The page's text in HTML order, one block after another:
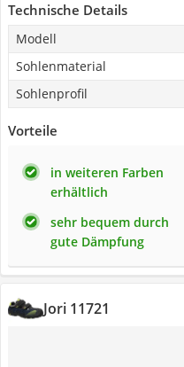
Technische Details
Modell
Sohlenmaterial
Sohlenprofil
Vorteile
in weiteren Farben
erhältlich
sehr bequem durch
gute Dämpfung
Jori 11721